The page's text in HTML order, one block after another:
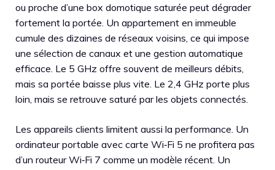
ou proche d’une box domotique saturée peut dégrader
fortement la portée. Un appartement en immeuble
cumule des dizaines de réseaux voisins, ce qui impose
une sélection de canaux et une gestion automatique
efficace. Le 5 GHz offre souvent de meilleurs débits,
mais sa portée baisse plus vite. Le 2,4 GHz porte plus
loin, mais se retrouve saturé par les objets connectés.
Les appareils clients limitent aussi la performance. Un
ordinateur portable avec carte Wi‑Fi 5 ne profitera pas
d’un routeur Wi‑Fi 7 comme un modèle récent. Un